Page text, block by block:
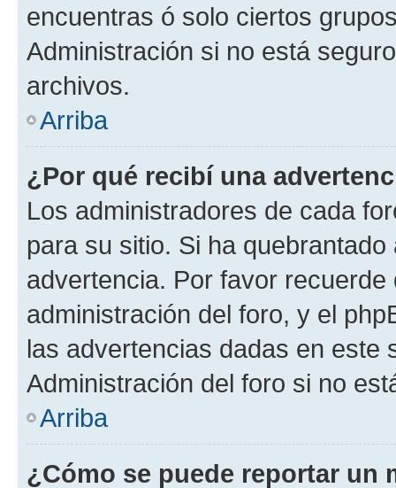
encuentras ó solo ciertos
Administración si no está
archivos.
Arriba
¿Por qué recibí una
Los administradores de cada
para su sitio. Si ha
advertencia. Por favor
administración del foro, y el
las advertencias dadas en este
Administración del foro si no
Arriba
¿Cómo se puede reportar un